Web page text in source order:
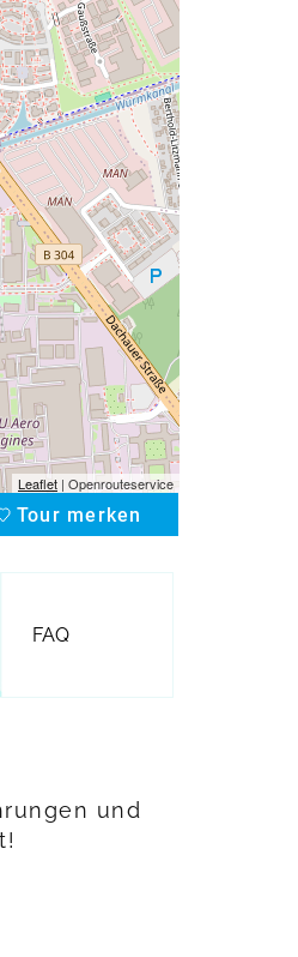
Leaflet | Openrouteservice
favorite
Tour merken
FAQ
und